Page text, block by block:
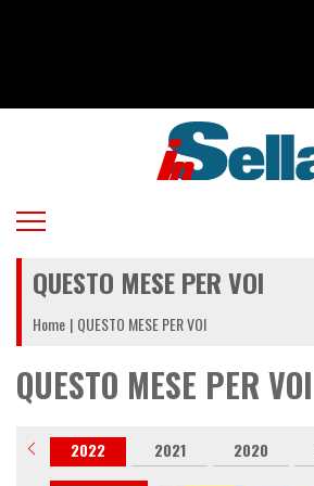
QUESTO MESE PER VOI
Home QUESTO MESE PER VOI
QUESTO MESE PER VOI
2022 2021 2020